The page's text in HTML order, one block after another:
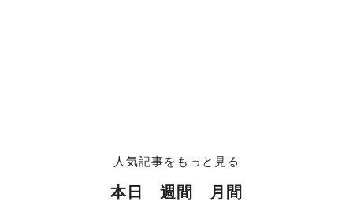
人気記事をもっと見る
本日 週間 月間